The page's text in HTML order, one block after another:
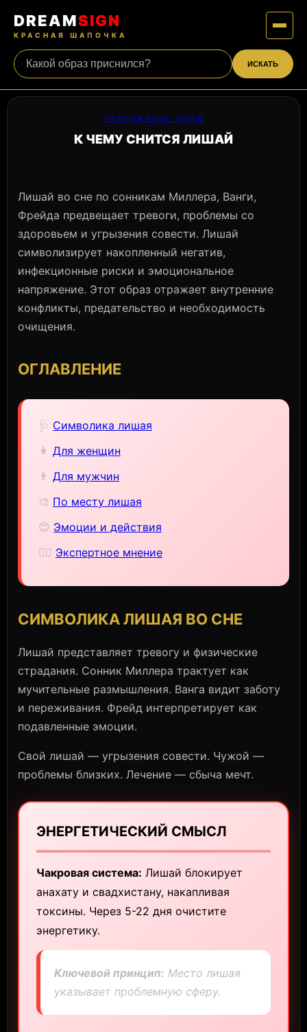
DREAMSIGN
КРАСНАЯ ШАПОЧКА
ИСКАТЬ
ТОЛКОВАНИЕ СНОВ
К ЧЕМУ СНИТСЯ ЛИШАЙ
Лишай во сне по сонникам Миллера, Ванги,
Фрейда предвещает тревоги, проблемы со
здоровьем и угрызения совести. Лишай
символизирует накопленный негатив,
инфекционные риски и эмоциональное
напряжение. Этот образ отражает внутренние
конфликты, предательство и необходимость
очищения.
ОГЛАВЛЕНИЕ
🩺 Символика лишая
👩 Для женщин
👨 Для мужчин
🎨 По месту лишая
😊 Эмоции и действия
🧙‍♀️ Экспертное мнение
СИМВОЛИКА ЛИШАЯ ВО СНЕ
Лишай представляет тревогу и физические
страдания. Сонник Миллера трактует как
мучительные размышления. Ванга видит заботу
и переживания. Фрейд интерпретирует как
подавленные эмоции.
Свой лишай — угрызения совести. Чужой —
проблемы близких. Лечение — сбыча мечт.
ЭНЕРГЕТИЧЕСКИЙ СМЫСЛ
Чакровая система: Лишай блокирует
анахату и свадхистану, накапливая
токсины. Через 5-22 дня очистите
энергетику.
Ключевой принцип: Место лишая
указывает проблемную сферу.